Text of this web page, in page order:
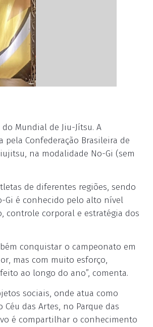
Mundial de Jiu-Jítsu. A
Confederação Brasileira de
na modalidade No-Gi (sem
de diferentes regiões, sendo
Gi é conhecido pelo alto nível
controle corporal e estratégia dos
conquistar o campeonato em
mas com muito esforço,
ao longo do ano”, comenta.
sociais, onde atua como
das Artes, no Parque das
é compartilhar o conhecimento